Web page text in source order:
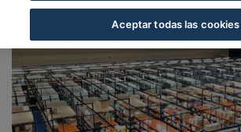
Aceptar todas las cookies